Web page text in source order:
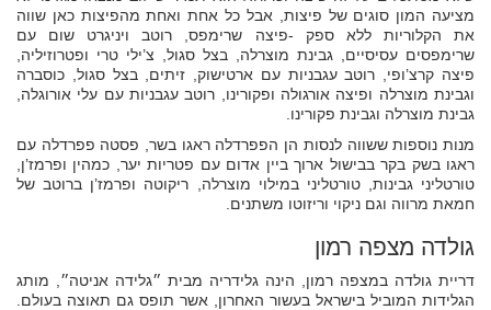
מציעה המון סוגים של פיצות, אבל כל אחת ואחת מהפיצות כאן שווה
את הקלוריות ללא ספק -פיצה שרימפס, רוטב ויניגרט שום עם
שרימפסים עסיסיים, גבינת מוצרלה, בצל סגול, צ’ילי טרי ופטרוזיליה,
פיצה קרצ’ופי, רוטב עגבניות עם ארטישוק, זיתים, בצל סגול, כוסברה
וגבינת מוצרלה ופיצה אורגולה ופקורינו, רוטב עגבניות עם עלי אורוגלה,
גבינת מוצרלה וגבינת פקורינו.
מנות נוספות ששווה לנסות הן הפפרדלה ראגו בשר, פסטה פפרדלה עם
ראגו בשק בקר בבישול ארוך ביין אדום עם פטריות יער, כמהין ופרמז’ן,
טורטליני גבינות, טורטליני במילוי מוצרלה, ריקוטה ופרמז’ן ברוטב של
חמאת מרווה וגם ניקוי וריזוטו משתנים.
גולדה מצפה רמון
דריית גולדה במצפה רמון, הינה גלידריה מבית ״גלידה אניטה״, מותג
הגלידות המוביל בישראל בעשור האחרון, אשר תופס גם תאוצה בעולם.